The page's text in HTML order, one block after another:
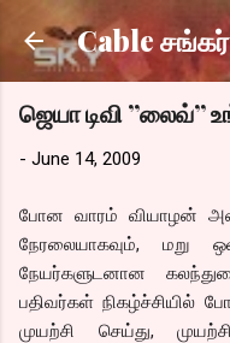
Skip
Cable சங்கர்
ஜெயா டிவி ”லைவ்”
- June 14, 2009
போன வாரம் வியாழன்
நேரலையாகவும், மறு
நேயர்களுடனான
பதிவர்கள் நிகழ்ச்சியில்
முயற்சி செய்து,